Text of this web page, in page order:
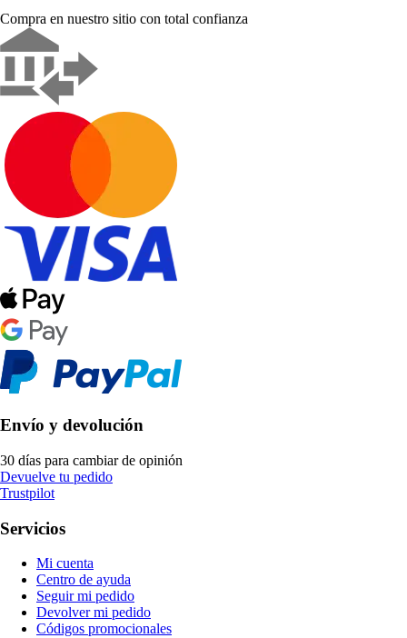
Compra en nuestro sitio con total confianza
Envío y devolución
30 días para cambiar de opinión
Devuelve tu pedido
Trustpilot
Servicios
Mi cuenta
Centro de ayuda
Seguir mi pedido
Devolver mi pedido
Códigos promocionales